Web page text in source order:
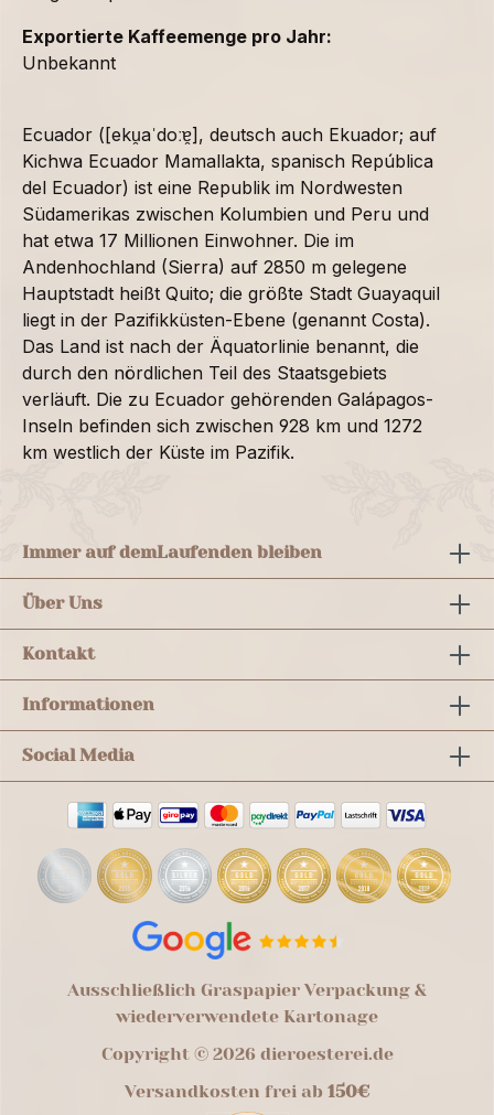
Exportierte Kaffeemenge pro Jahr:
Unbekannt
Ecuador ([eku̯aˈdoːɐ̯], deutsch auch Ekuador; auf
Kichwa Ecuador Mamallakta, spanisch República
del Ecuador) ist eine Republik im Nordwesten
Südamerikas zwischen Kolumbien und Peru und
hat etwa 17 Millionen Einwohner. Die im
Andenhochland (Sierra) auf 2850 m gelegene
Hauptstadt heißt Quito; die größte Stadt Guayaquil
liegt in der Pazifikküsten-Ebene (genannt Costa).
Das Land ist nach der Äquatorlinie benannt, die
durch den nördlichen Teil des Staatsgebiets
verläuft. Die zu Ecuador gehörenden Galápagos-
Inseln befinden sich zwischen 928 km und 1272
km westlich der Küste im Pazifik.
Immer auf demLaufenden bleiben
Über Uns
Kontakt
Informationen
Social Media
Ausschließlich Graspapier Verpackung &
wiederverwendete Kartonage
Copyright © 2026 dieroesterei.de
Versandkosten frei ab 150€